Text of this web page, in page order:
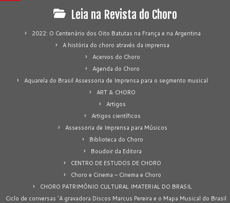
Leia na Revista do Choro
2022: O Centenário dos Oito Batutas na França e na Argentina
A história do choro através da imprensa
Acervos do Choro
Agenda do Choro
Aquarela do Brasil Assessoria de Imprensa para o segmento musical
ART & CHORO
Artigos
Artigos científicos
Assessoria de Imprensa para Músicos
Biblioteca do Choro
Boudoir da Editora
CENTRO DE ESTUDOS DE CHORO
Choro e Cinema – Cinema e Choro
CHORO PATRIMÔNIO CULTURAL IMATERIAL DO BRASIL
Ciclo de conversas 'A gravadora Discos Marcus Pereira e o Mapa Musical do Brasil